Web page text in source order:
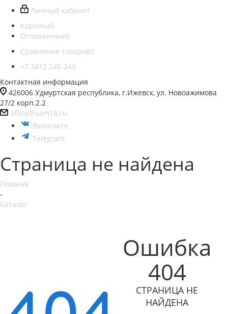
Личный кабинет
Корзина0
Отложенные0
Сравнение товаров0
+7 3412 245-245
Контактная информация
426006 Удмуртская республика, г.Ижевск, ул. Новоажимова
27/2 корп.2.2
office@yam18.ru
Вконтакте
Telegram
Страница не найдена
Главная
-
Каталог
Ошибка
404
СТРАНИЦА НЕ
НАЙДЕНА